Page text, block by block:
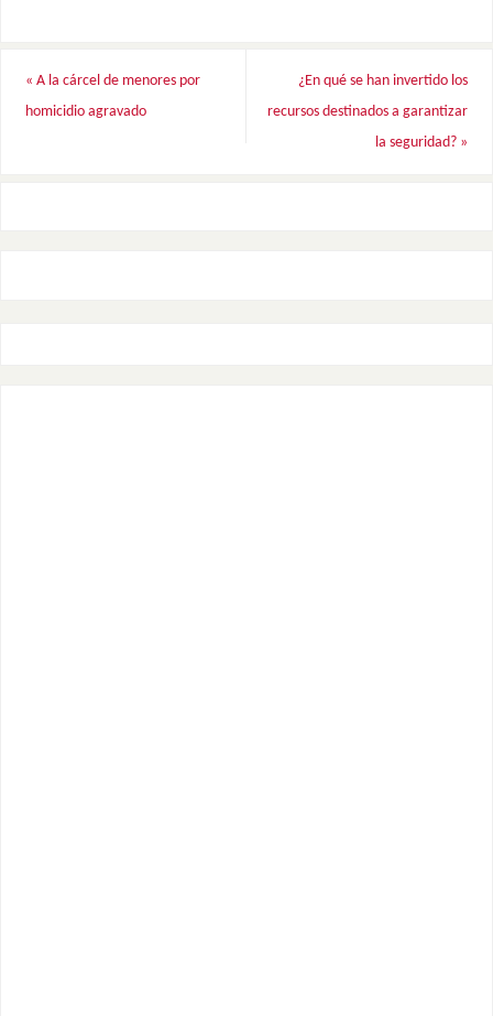
« A la cárcel de menores por
homicidio agravado
¿En qué se han invertido los
recursos destinados a garantizar
la seguridad? »